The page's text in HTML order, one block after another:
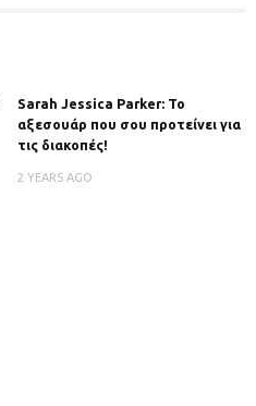
Sarah Jessica Parker: Το
αξεσουάρ που σου προτείνει για
τις διακοπές!
2 YEARS AGO